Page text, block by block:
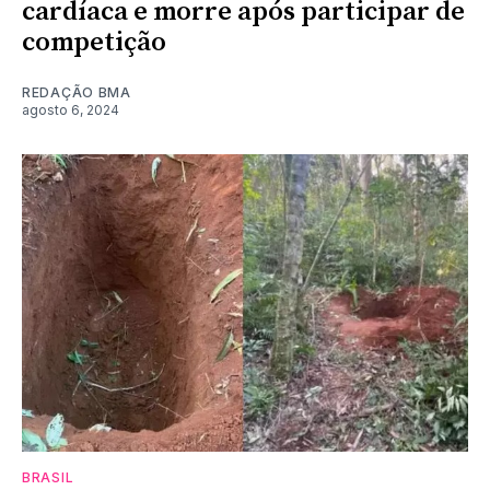
cardíaca e morre após participar de
competição
REDAÇÃO BMA
agosto 6, 2024
BRASIL